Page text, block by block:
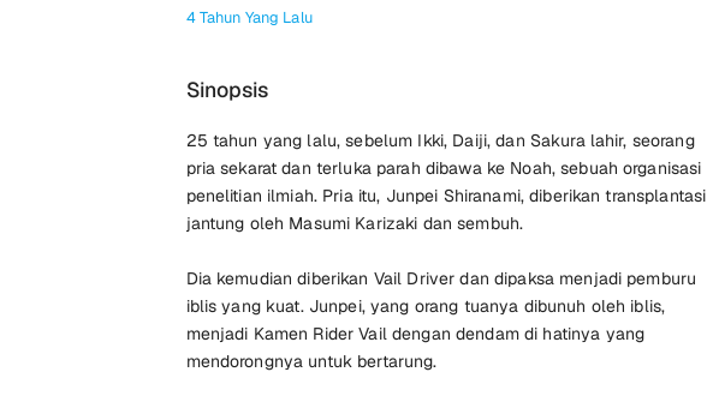
4 Tahun Yang Lalu
Sinopsis
25 tahun yang lalu, sebelum Ikki, Daiji, dan Sakura lahir, seorang
pria sekarat dan terluka parah dibawa ke Noah, sebuah organisasi
penelitian ilmiah. Pria itu, Junpei Shiranami, diberikan transplantasi
jantung oleh Masumi Karizaki dan sembuh.
Dia kemudian diberikan Vail Driver dan dipaksa menjadi pemburu
iblis yang kuat. Junpei, yang orang tuanya dibunuh oleh iblis,
menjadi Kamen Rider Vail dengan dendam di hatinya yang
mendorongnya untuk bertarung.